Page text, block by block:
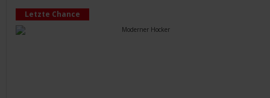
Letzte Chance